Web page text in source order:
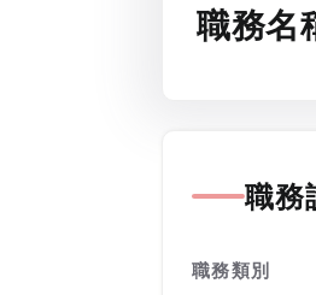
職務名
職務
職務類別